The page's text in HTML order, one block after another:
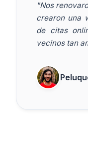
"Nos
crearon una
de citas
vecinos tan